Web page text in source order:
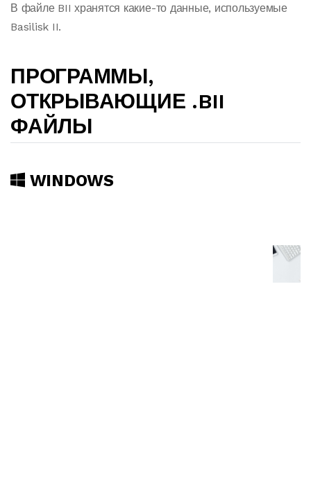
В файле BII хранятся какие-то данные, используемые
Basilisk II.
ПРОГРАММЫ,
ОТКРЫВАЮЩИЕ .BII
ФАЙЛЫ
WINDOWS